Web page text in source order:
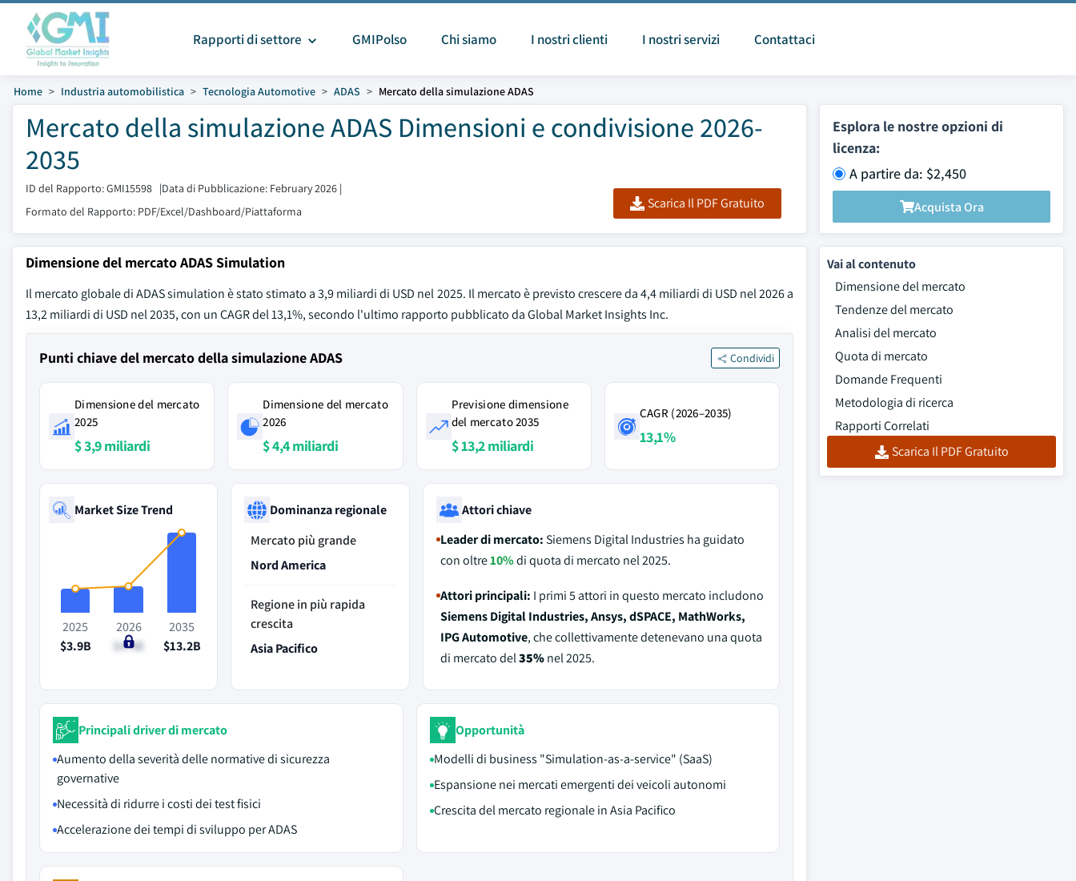
Rapporti di settore GMIPolso Chi siamo I nostri clienti I nostri servizi Contattaci
Home Industria automobilistica Tecnologia Automotive ADAS Mercato della simulazione ADAS
Mercato della simulazione ADAS Dimensioni e condivisione 2026-
2035
ID del Rapporto: GMI15598 |Data di Pubblicazione: February 2026 |
Formato del Rapporto: PDF/Excel/Dashboard/Piattaforma
Scarica Il PDF Gratuito
Esplora le nostre opzioni di
licenza:
A partire da: $2,450
Acquista Ora
Dimensione del mercato ADAS Simulation
Il mercato globale di ADAS simulation è stato stimato a 3,9 miliardi di USD nel 2025. Il mercato è previsto crescere da 4,4 miliardi di USD nel 2026 a
13,2 miliardi di USD nel 2035, con un CAGR del 13,1%, secondo l'ultimo rapporto pubblicato da Global Market Insights Inc.
Punti chiave del mercato della simulazione ADAS Condividi
Dimensione del mercato
2025
$ 3,9 miliardi
Dimensione del mercato
2026
$ 4,4 miliardi
Previsione dimensione
del mercato 2035
$ 13,2 miliardi
CAGR (2026–2035)
13,1%
Market Size Trend
2025
$3.9B
2026
$4.4B
2035
$13.2B
Dominanza regionale
Mercato più grande
Nord America
Regione in più rapida
crescita
Asia Pacifico
Attori chiave
Leader di mercato:Siemens Digital Industries ha guidato
con oltre10%di quota di mercato nel 2025.
Attori principali: I primi 5 attori in questo mercato includono
Siemens Digital Industries, Ansys, dSPACE, MathWorks,
IPG Automotive, che collettivamente detenevano una quota
di mercato del35%nel 2025.
Principali driver di mercato
Aumento della severità delle normative di sicurezza
governative
Necessità di ridurre i costi dei test fisici
Accelerazione dei tempi di sviluppo per ADAS
Opportunità
Modelli di business "Simulation-as-a-service" (SaaS)
Espansione nei mercati emergenti dei veicoli autonomi
Crescita del mercato regionale in Asia Pacifico
Vai al contenuto
Dimensione del mercato
Tendenze del mercato
Analisi del mercato
Quota di mercato
Domande Frequenti
Metodologia di ricerca
Rapporti Correlati
Scarica Il PDF Gratuito